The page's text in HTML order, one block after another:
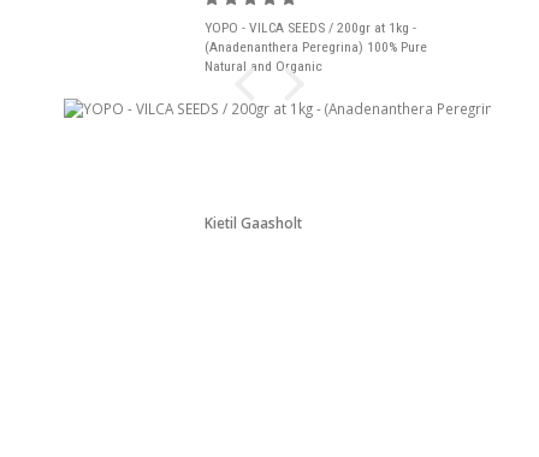
YOPO - VILCA SEEDS / 200gr at 1kg -
(Anadenanthera Peregrina) 100% Pure
Natural and Organic
Kjetil Gaasholt